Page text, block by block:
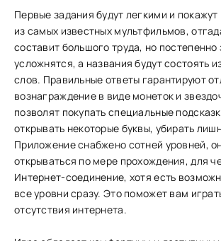
Первые задания будут легкими и
из самых известных мультфильмов,
составит большого труда, но постепенно
усложнятся, а названия будут состоять
слов. Правильные ответы гарантируют
вознаграждение в виде монеток и
позволят покупать специальные
открывать некоторые буквы, убирать
Приложение снабжено сотней уровней,
открываться по мере прохождения, для
Интернет-соединение, хотя есть
все уровни сразу. Это поможет вам
отсутствия интернета.